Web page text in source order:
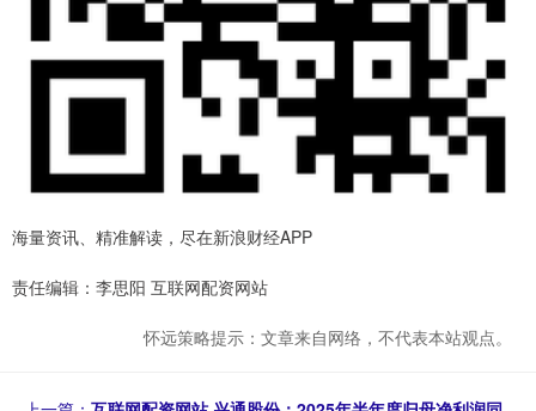
海量资讯、精准解读，尽在新浪财经APP
责任编辑：李思阳 互联网配资网站
怀远策略提示：文章来自网络，不代表本站观点。